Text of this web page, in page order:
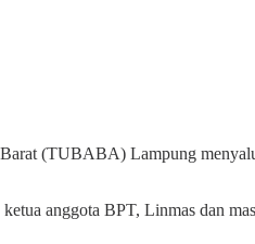
(TUBABA) Lampung
anggota BPT, Linmas dan